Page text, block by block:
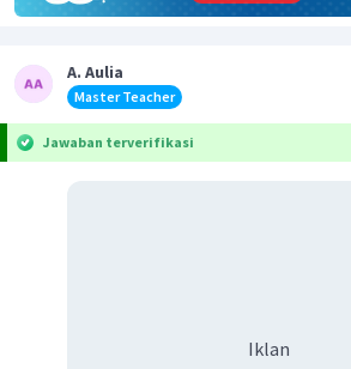
A. Aulia
Master Teacher
Jawaban terverifikasi
Iklan